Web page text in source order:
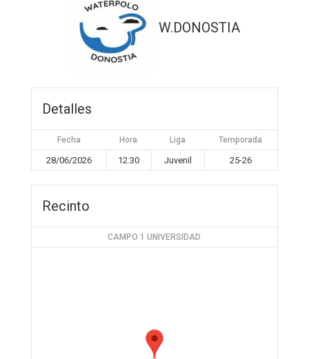
W.DONOSTIA
Detalles
Fecha Hora Liga Temporada
28/06/2026 12:30 Juvenil 25-26
Recinto
CAMPO 1 UNIVERSIDAD